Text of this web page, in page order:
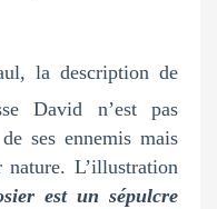
la description de
David n’est pas
ses ennemis mais
L’illustration
est un sépulcre